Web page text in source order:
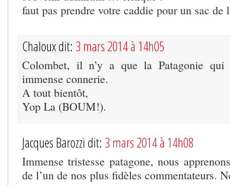
faut pas prendre votre caddie pour un sac de
Chaloux dit: 3 mars 2014 à 14h05
Colombet, il n’y a que la Patagonie qui
immense connerie.
A tout bientôt,
Yop La (BOUM!).
Jacques Barozzi dit: 3 mars 2014 à 14h08
Immense tristesse patagone, nous
de l’un de nos plus fidèles commentateurs.